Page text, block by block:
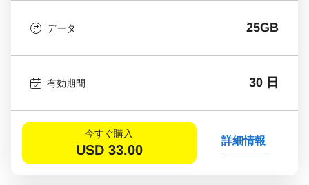
データ 25GB
有効期間 30 日
今すぐ購入
USD 33.00
詳細情報